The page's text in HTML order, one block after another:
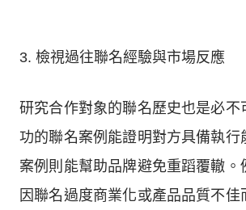
3. 檢視過往聯名經驗與市場反應
研究合作對象的聯名歷史也是必不
功的聯名案例能證明對方具備執行
案例則能幫助品牌避免重蹈覆轍。
因聯名過度商業化或產品品質不佳